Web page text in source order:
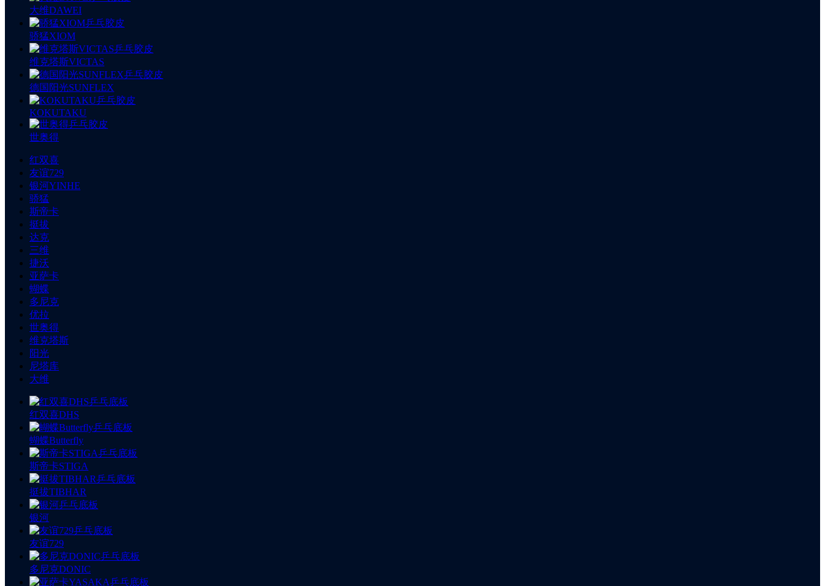
大维DAWEI
骄猛XIOM
维克塔斯VICTAS
德国阳光SUNFLEX
KOKUTAKU
世奥得
红双喜
友谊729
银河YINHE
骄猛
斯帝卡
挺拔
达克
三维
捷沃
亚萨卡
蝴蝶
多尼克
优拉
世奥得
维克塔斯
阳光
尼塔库
大维
红双喜DHS
蝴蝶Butterfly
斯帝卡STIGA
挺拔TIBHAR
银河
友谊729
多尼克DONIC